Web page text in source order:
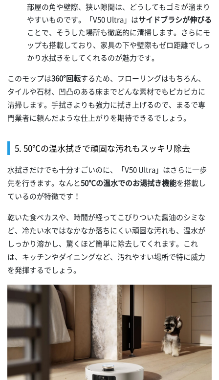
部屋の角や壁際、狭い隙間は、どうしてもゴミが溜まり
やすいものです。「V50 Ultra」はサイドブラシが伸びる
ことで、そうした場所も徹底的に清掃します。さらにモ
ップも搭載しており、家具の下や壁際もゼロ距離でしっ
かり水拭きをしてくれるのが魅力です。
このモップは360°回転するため、フローリングはもちろん、
タイルや石材、凹凸のある床までどんな素材でもピカピカに
清掃します。手拭きよりも強力に拭き上げるので、まるで専
門業者に頼んだような仕上がりを期待できるでしょう。
5. 50℃の温水拭きで頑固な汚れもスッキリ除去
水拭きだけでも十分すごいのに、「V50 Ultra」はさらに一歩
先を行きます。なんと50℃の温水でのお湯拭き機能を搭載し
ているのが特徴です！
乾いた食べカスや、時間が経ってこびりついた醤油のシミな
ど、冷たい水ではなかなか落ちにくい頑固な汚れも、温水が
しっかり溶かし、驚くほど簡単に除去してくれます。これ
は、キッチンやダイニングなど、汚れやすい場所で特に威力
を発揮するでしょう。